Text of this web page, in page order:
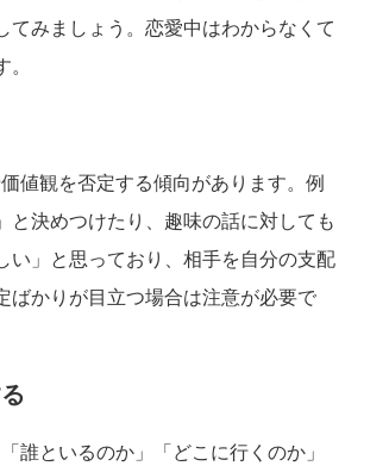
てみましょう。恋愛中はわからなくて
値観を否定する傾向があります。例
と決めつけたり、趣味の話に対しても
い」と思っており、相手を自分の支配
ばかりが目立つ場合は注意が必要で
誰といるのか」「どこに行くのか」